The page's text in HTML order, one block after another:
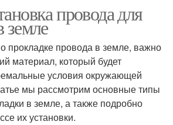
провода для
земле
о прокладке провода в земле, важно
материал, который будет
условия окружающей
мы рассмотрим основные типы
в земле, а также подробно
их установки.